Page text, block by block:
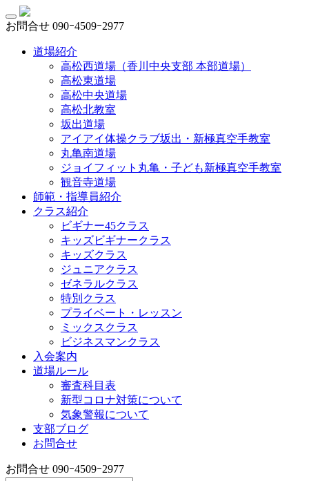
お問合せ 090ｰ4509ｰ2977
道場紹介
高松西道場（香川中央支部 本部道場）
高松東道場
高松中央道場
高松北教室
坂出道場
アイアイ体操クラブ坂出・新極真空手教室
丸亀南道場
ジョイフィット丸亀・子ども新極真空手教室
観音寺道場
師範・指導員紹介
クラス紹介
ビギナー45クラス
キッズビギナークラス
キッズクラス
ジュニアクラス
ゼネラルクラス
特別クラス
プライベート・レッスン
ミックスクラス
ビジネスマンクラス
入会案内
道場ルール
審査科目表
新型コロナ対策について
気象警報について
支部ブログ
お問合せ
お問合せ 090ｰ4509ｰ2977